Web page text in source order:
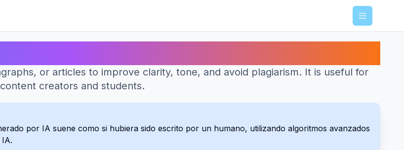
Menu
or articles to improve clarity, tone, and avoid plagiarism. It is useful for
content creators and students.
por IA suene como si hubiera sido escrito por un humano, utilizando algoritmos avanzados